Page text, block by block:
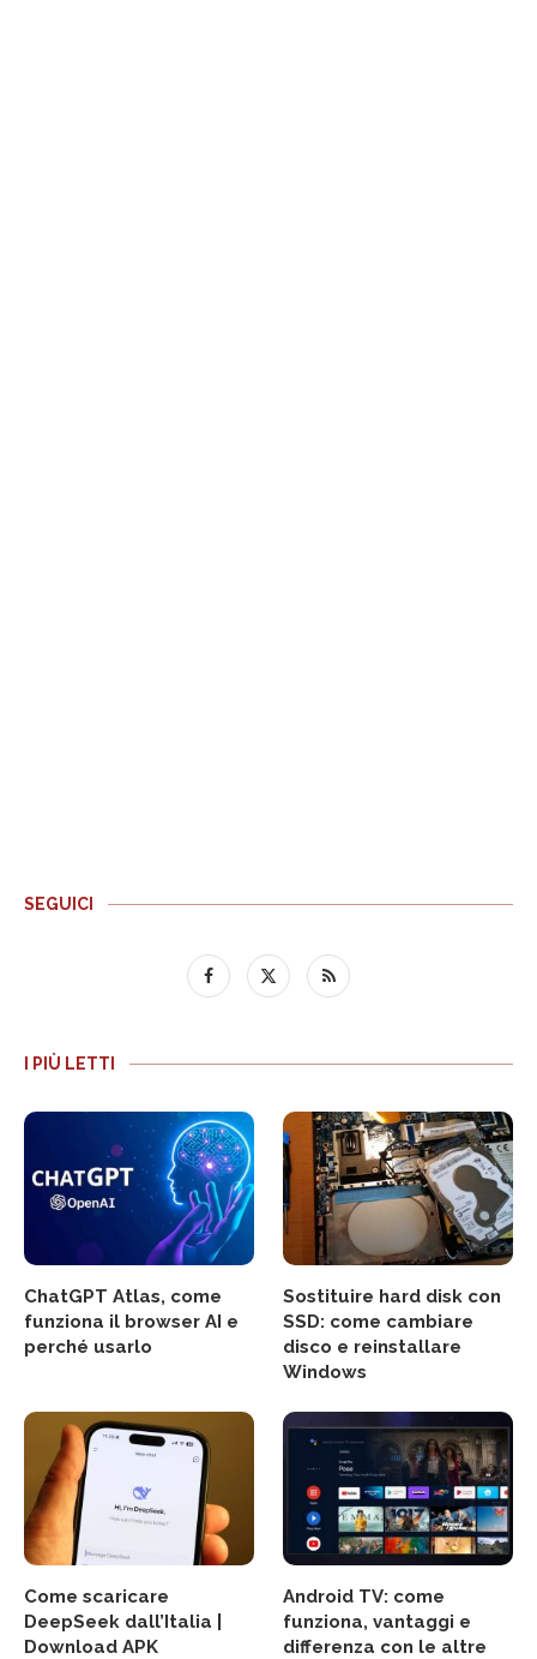
SEGUICI
I PIÙ LETTI
ChatGPT Atlas, come
funziona il browser AI e
perché usarlo
Sostituire hard disk con
SSD: come cambiare
disco e reinstallare
Windows
Come scaricare
DeepSeek dall’Italia |
Download APK
Android TV: come
funziona, vantaggi e
differenza con le altre